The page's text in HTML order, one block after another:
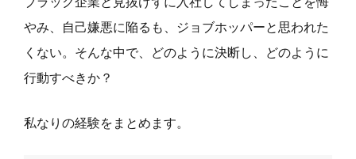
やみ、自己嫌悪に陥るも、ジョブホッパーと思われた
くない。そんな中で、どのように決断し、どのように
行動すべきか？
私なりの経験をまとめます。